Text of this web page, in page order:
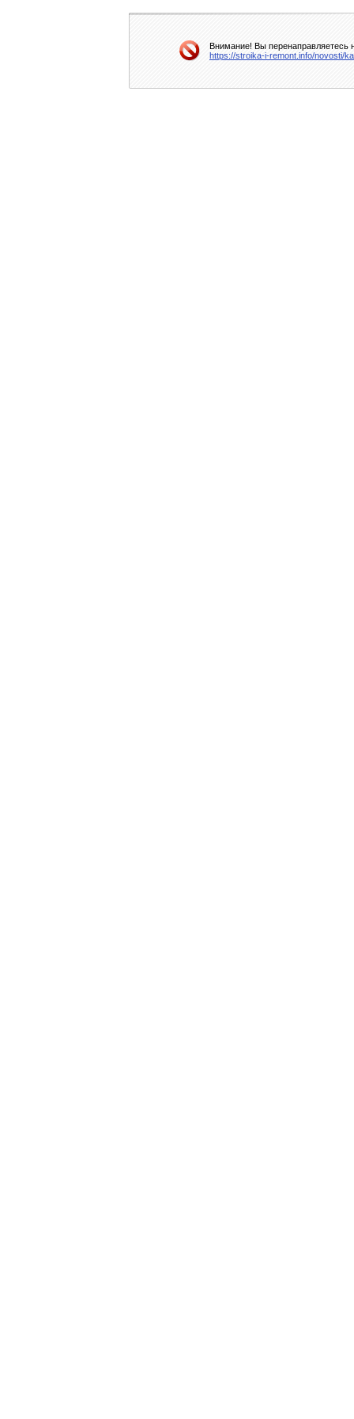
Внимание! Вы перенаправляетесь
https://stroika-i-remont.info/novosti/